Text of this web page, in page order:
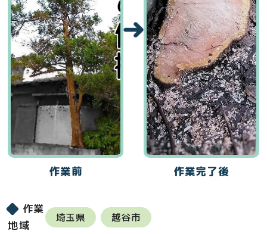
作業前 作業完了後
作業
地域
埼玉県 越谷市